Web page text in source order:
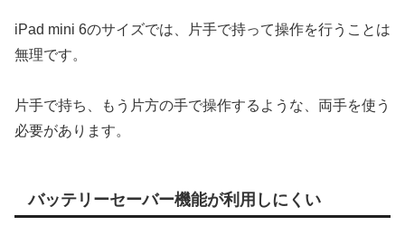
iPad mini 6のサイズでは、片手で持って操作を行うことは
無理です。
片手で持ち、もう片方の手で操作するような、両手を使う
必要があります。
バッテリーセーバー機能が利用しにくい